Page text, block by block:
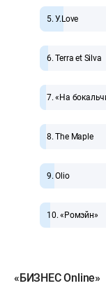
5. У.Love
6. Terra et Silva
7. «На
8. The Maple
9. Olio
10. «Ромэйн»
«БИЗНЕС Online»